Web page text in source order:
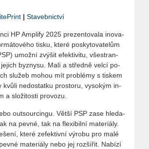
| Stavebnictví
HP Am­pli­fy 2025 pre­zen­to­va­la ino­va­
tisku, které po­sky­to­va­te­lům
umož­ní zvý­šit efek­ti­vi­tu, vše­stran­
byz­ny­su. Malí a střed­ně velcí po­
slu­žeb mohou mít pro­blémy s tis­kem
kvůli ne­do­stat­ku pro­sto­ru, vy­so­kým in­
a slo­ži­tos­ti pro­vo­zu.
out­sour­cin­gu. Větší PSP zase hle­da­
na pevné, tak na fle­xi­bil­ní ma­te­ri­á­ly.
které ze­fek­tiv­ní vý­ro­bu pro malé
ma­te­ri­á­ly nebo jej roz­ší­řit. Na­bí­zí